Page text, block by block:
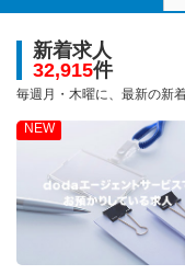
新着求人
32,915件
毎週月・木曜に、最新の新